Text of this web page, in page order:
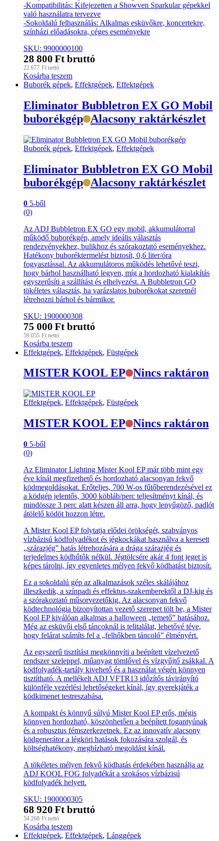
-Kompatibilitás: Kifejezetten a Showven Sparkular gépekkel
való használatra tervezve
-Sokoldalú felhasználás: Alkalmas esküvőkre, koncertekre,
színházi előadásokra, céges eseményekre
SKU: 9900000100
28 800 Ft bruttó
22 677 Ft nettó
Kosárba teszem
Buborék gépek, Effektgépek, Effektgépek
Eliminator Bubbletron EX GO Mobil
buborékgép
Alacsony raktárkészlet
Buborék gépek, Effektgépek, Effektgépek
Eliminator Bubbletron EX GO Mobil
buborékgép
Alacsony raktárkészlet
0 5-ből
(0)
Az ADJ Bubbletron EX GO egy mobil, akkumulátorral
működő buborékgép, amely ideális választás
rendezvényekhez, bulikhoz és szórakoztató eseményekhez.
Hatékony buboréktermelést biztosít, 0,6 liter/óra
fogyasztással. Az akkumulátoros működés lehetővé teszi,
hogy bárhol használható legyen, míg a hordozható kialakítás
egyszerűsíti a szállítást és elhelyezést. A Bubbletron GO
tökéletes választás, ha varázslatos buborékokat szeretnél
létrehozni bárhol és bármikor.
SKU: 1900000308
75 000 Ft bruttó
59 055 Ft nettó
Kosárba teszem
Effektgépek, Effektgépek, Füstgépek
MISTER KOOL EP Nincs raktáron
Effektgépek, Effektgépek, Füstgépek
MISTER KOOL EP Nincs raktáron
0 5-ből
(0)
Az Eliminator Lighting Mister Kool EP már több mint egy
éve kínál megfizethető és hordozható alacsonyan fekvő
ködmegoldásokat. Erőteljes, 700 W-os fűtőberendezésével ez
a ködgép jelentős, 3000 köbláb/perc teljesítményt kínál, és
mindössze 3 perc alatt készen áll arra, hogy lenyűgöző, padlót
átölelő ködöt hozzon létre.
A Mister Kool EP folytatja elődei örökségét, szabványos
vízbázisú ködfolyadékot és jégkockákat használva a keresett
„szárazjég” hatás létrehozására a drága szárazjég és
terjedelmes ködhűtők nélkül. Jégtölcsére akár 4 font jeget is
képes tárolni, így egyenletes mélyen fekvő ködhatást biztosít.
Ez a sokoldalú gép az alkalmazások széles skálájához
illeszkedik, a színpadi és effektus-szakemberektől a DJ-kig és
a szórakoztató műsorvezetőkig. Az alacsonyan fekvő
ködtechnológia bizonyítottan vezető szerepet tölt be, a Mister
Kool EP kiválóan alkalmas a halloween „temető” hatásához.
Még az esküvői első táncoknál is telitalálat, lehetővé téve,
hogy felárat számíts fel a „felhőkben táncoló” élményért.
Az egyszerű tisztítást megkönnyíti a beépített vízelvezető
rendszer szeleppel, műanyag tömlővel és vízgyűjtő zsákkal. A
ködfolyadék-tartály kivehető és a használat végén könnyen
tisztítható. A mellékelt ADJ VFTR13 időzítős távirányító
különféle vezérlési lehetőségeket kínál, így gyerekjáték a
ködkimenet testreszabása.
A kompakt és könnyű súlyú Mister Kool EP erős, mégis
könnyen hordozható, köszönhetően a beépített fogantyúnak
és a robusztus fémszerkezetnek. Ez az innovatív alacsony
ködgenerátor a légköri hatások fokozására szolgál, és
költséghatékony, megbízható megoldást kínál.
A tökéletes mélyen fekvő ködhatás érdekében használja az
ADJ KOOL FOG folyadékát a szokásos vízbázisú
ködfolyadék helyett.
SKU: 1900000305
68 920 Ft bruttó
54 268 Ft nettó
Kosárba teszem
Effektgépek, Effektgépek, Lánggépek